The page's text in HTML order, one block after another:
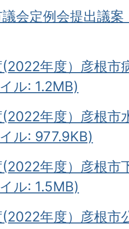
会定例会提出議
年度）彦根市
ル: 1.2MB)
年度）彦根市
ル: 977.9KB)
年度）彦根市
ル: 1.5MB)
年度）彦根市